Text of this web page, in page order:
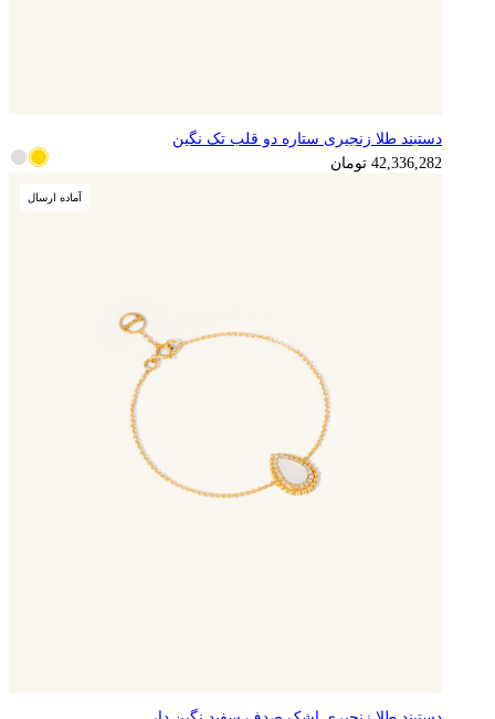
10,584,071 تومان
دستبند طلا زنجیری ستاره دو قلب تک نگین
42,336,282 تومان
آماده ارسال